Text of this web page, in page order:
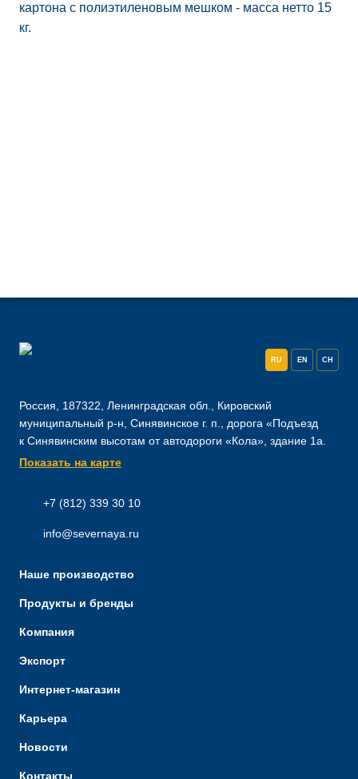
картона с полиэтиленовым мешком - масса нетто 15
кг.
RU EN CH
Россия, 187322, Ленинградская обл., Кировский
муниципальный р-н, Синявинское г. п., дорога «Подъезд
к Синявинским высотам от автодороги «Кола», здание 1а.
Показать на карте
+7 (812) 339 30 10
info@severnaya.ru
Наше производство
Продукты и бренды
Компания
Экспорт
Интернет-магазин
Карьера
Новости
Контакты